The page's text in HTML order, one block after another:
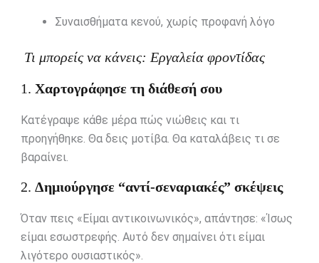
Συναισθήματα κενού, χωρίς προφανή λόγο
Τι μπορείς να κάνεις: Εργαλεία φροντίδας
1. Χαρτογράφησε τη διάθεσή σου
Κατέγραψε κάθε μέρα πώς νιώθεις και τι
προηγήθηκε. Θα δεις μοτίβα. Θα καταλάβεις τι σε
βαραίνει.
2. Δημιούργησε “αντί-σεναριακές” σκέψεις
Όταν πεις «Είμαι αντικοινωνικός», απάντησε: «Ίσως
είμαι εσωστρεφής. Αυτό δεν σημαίνει ότι είμαι
λιγότερο ουσιαστικός».